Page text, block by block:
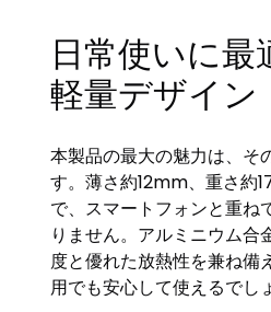
日常使いに最
軽量デザイン
本製品の最大の魅力は、そ
す。薄さ約12mm、重さ約
で、スマートフォンと重ね
りません。アルミニウム合
度と優れた放熱性を兼ね備
用でも安心して使えるでし